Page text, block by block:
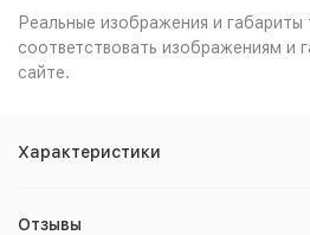
Реальные изображения и габариты
соответствовать изображениям и
сайте.
Характеристики
Отзывы